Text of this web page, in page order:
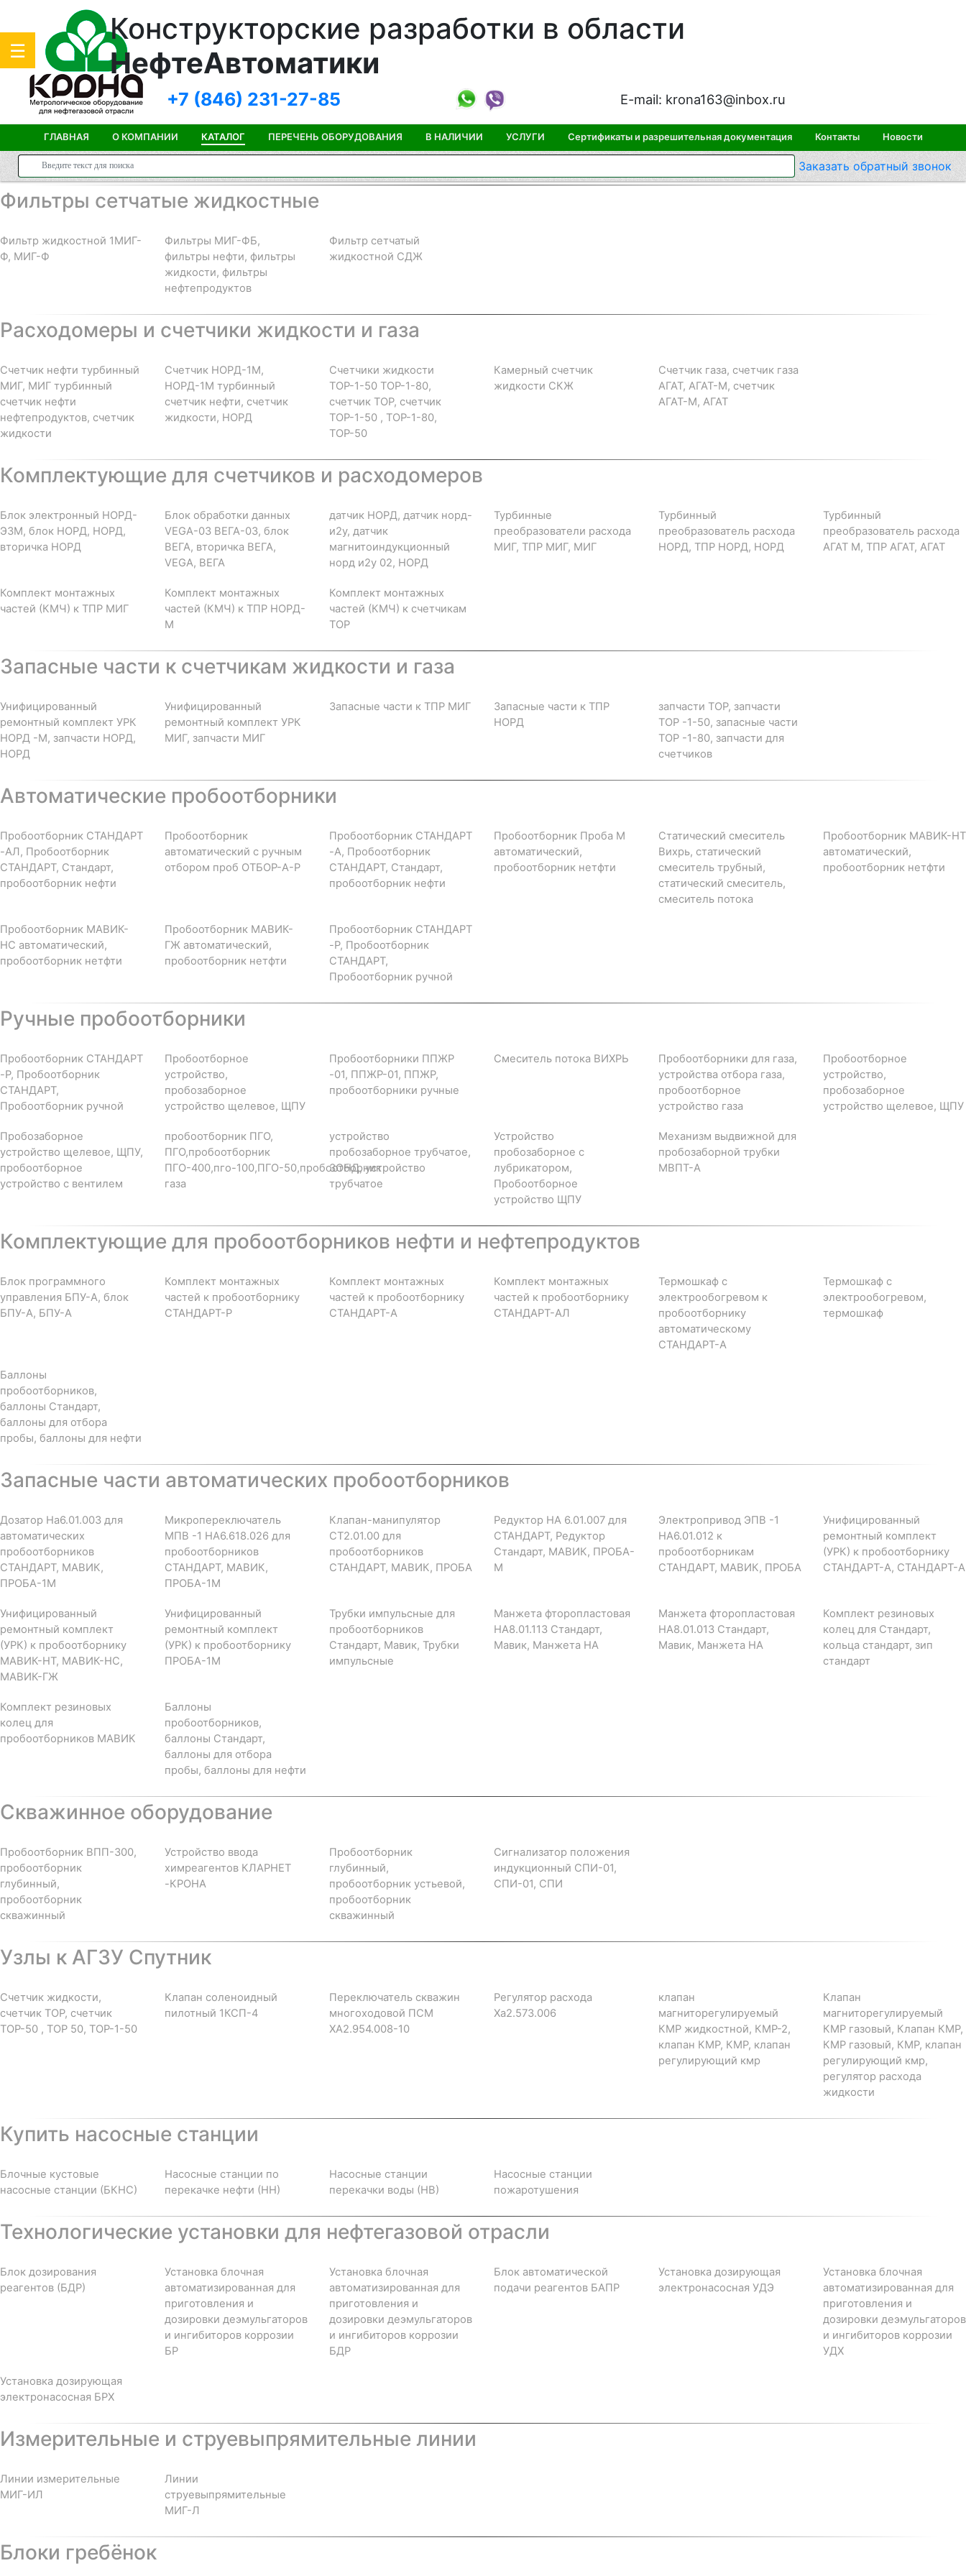
Конструкторские разработки в области
НефтеАвтоматики
+7 (846) 231-27-85 E-mail: krona163@inbox.ru
ГЛАВНАЯ О КОМПАНИИ КАТАЛОГ ПЕРЕЧЕНЬ ОБОРУДОВАНИЯ В НАЛИЧИИ УСЛУГИ Сертификаты и разрешительная документация Контакты Новости
Заказать обратный звонок
Фильтры сетчатые жидкостные
Фильтр жидкостной 1МИГ-
Ф, МИГ-Ф
Фильтры МИГ-ФБ,
фильтры нефти, фильтры
жидкости, фильтры
нефтепродуктов
Фильтр сетчатый
жидкостной СДЖ
Расходомеры и счетчики жидкости и газа
Счетчик нефти турбинный
МИГ, МИГ турбинный
счетчик нефти
нефтепродуктов, счетчик
жидкости
Счетчик НОРД-1М,
НОРД-1М турбинный
счетчик нефти, счетчик
жидкости, НОРД
Счетчики жидкости
ТОР-1-50 ТОР-1-80,
счетчик ТОР, счетчик
ТОР-1-50 , ТОР-1-80,
ТОР-50
Камерный счетчик
жидкости СКЖ
Счетчик газа, счетчик газа
АГАТ, АГАТ-М, счетчик
АГАТ-М, АГАТ
Комплектующие для счетчиков и расходомеров
Блок электронный НОРД-
Э3М, блок НОРД, НОРД,
вторичка НОРД
Блок обработки данных
VEGA-03 ВЕГА-03, блок
ВЕГА, вторичка ВЕГА,
VEGA, ВЕГА
датчик НОРД, датчик норд-
и2у, датчик
магнитоиндукционный
норд и2у 02, НОРД
Турбинные
преобразователи расхода
МИГ, ТПР МИГ, МИГ
Турбинный
преобразователь расхода
НОРД, ТПР НОРД, НОРД
Турбинный
преобразователь расхода
АГАТ М, ТПР АГАТ, АГАТ
Комплект монтажных
частей (КМЧ) к ТПР МИГ
Комплект монтажных
частей (КМЧ) к ТПР НОРД-
М
Комплект монтажных
частей (КМЧ) к счетчикам
ТОР
Запасные части к счетчикам жидкости и газа
Унифицированный
ремонтный комплект УРК
НОРД -М, запчасти НОРД,
НОРД
Унифицированный
ремонтный комплект УРК
МИГ, запчасти МИГ
Запасные части к ТПР МИГ
Запасные части к ТПР
НОРД
запчасти ТОР, запчасти
ТОР -1-50, запасные части
ТОР -1-80, запчасти для
счетчиков
Автоматические пробоотборники
Пробоотборник СТАНДАРТ
-АЛ, Пробоотборник
СТАНДАРТ, Стандарт,
пробоотборник нефти
Пробоотборник
автоматический с ручным
отбором проб ОТБОР-А-Р
Пробоотборник СТАНДАРТ
-А, Пробоотборник
СТАНДАРТ, Стандарт,
пробоотборник нефти
Пробоотборник Проба М
автоматический,
пробоотборник нетфти
Статический смеситель
Вихрь, статический
смеситель трубный,
статический смеситель,
смеситель потока
Пробоотборник МАВИК-НТ
автоматический,
пробоотборник нетфти
Пробоотборник МАВИК-
НС автоматический,
пробоотборник нетфти
Пробоотборник МАВИК-
ГЖ автоматический,
пробоотборник нетфти
Пробоотборник СТАНДАРТ
-Р, Пробоотборник
СТАНДАРТ,
Пробоотборник ручной
Ручные пробоотборники
Пробоотборник СТАНДАРТ
-Р, Пробоотборник
СТАНДАРТ,
Пробоотборник ручной
Пробоотборное
устройство,
пробозаборное
устройство щелевое, ЩПУ
Пробоотборники ППЖР
-01, ППЖР-01, ППЖР,
пробоотборники ручные
Смеситель потока ВИХРЬ
Пробоотборники для газа,
устройства отбора газа,
пробоотборное
устройство газа
Пробоотборное
устройство,
пробозаборное
устройство щелевое, ЩПУ
Пробозаборное
устройство щелевое, ЩПУ,
пробоотборное
устройство с вентилем
пробоотборник ПГО,
ПГО,пробоотборник
ПГО-400,пго-100,ПГО-50,пробоотборник
газа
устройство
пробозаборное трубчатое,
ЗОНД, устройство
трубчатое
Устройство
пробозаборное с
лубрикатором,
Пробоотборное
устройство ЩПУ
Механизм выдвижной для
пробозаборной трубки
МВПТ-А
Комплектующие для пробоотборников нефти и нефтепродуктов
Блок программного
управления БПУ-А, блок
БПУ-А, БПУ-А
Комплект монтажных
частей к пробоотборнику
СТАНДАРТ-Р
Комплект монтажных
частей к пробоотборнику
СТАНДАРТ-А
Комплект монтажных
частей к пробоотборнику
СТАНДАРТ-АЛ
Термошкаф с
электрообогревом к
пробоотборнику
автоматическому
СТАНДАРТ-А
Термошкаф с
электрообогревом,
термошкаф
Баллоны
пробоотборников,
баллоны Стандарт,
баллоны для отбора
пробы, баллоны для нефти
Запасные части автоматических пробоотборников
Дозатор На6.01.003 для
автоматических
пробоотборников
СТАНДАРТ, МАВИК,
ПРОБА-1М
Микропереключатель
МПВ -1 НА6.618.026 для
пробоотборников
СТАНДАРТ, МАВИК,
ПРОБА-1М
Клапан-манипулятор
СТ2.01.00 для
пробоотборников
СТАНДАРТ, МАВИК, ПРОБА
Редуктор НА 6.01.007 для
СТАНДАРТ, Редуктор
Стандарт, МАВИК, ПРОБА-
М
Электропривод ЭПВ -1
НА6.01.012 к
пробоотборникам
СТАНДАРТ, МАВИК, ПРОБА
Унифицированный
ремонтный комплект
(УРК) к пробоотборнику
СТАНДАРТ-А, СТАНДАРТ-А
Унифицированный
ремонтный комплект
(УРК) к пробоотборнику
МАВИК-НТ, МАВИК-НС,
МАВИК-ГЖ
Унифицированный
ремонтный комплект
(УРК) к пробоотборнику
ПРОБА-1М
Трубки импульсные для
пробоотборников
Стандарт, Мавик, Трубки
импульсные
Манжета фторопластовая
НА8.01.113 Стандарт,
Мавик, Манжета НА
Манжета фторопластовая
НА8.01.013 Стандарт,
Мавик, Манжета НА
Комплект резиновых
колец для Стандарт,
кольца стандарт, зип
стандарт
Комплект резиновых
колец для
пробоотборников МАВИК
Баллоны
пробоотборников,
баллоны Стандарт,
баллоны для отбора
пробы, баллоны для нефти
Скважинное оборудование
Пробоотборник ВПП-300,
пробоотборник
глубинный,
пробоотборник
скважинный
Устройство ввода
химреагентов КЛАРНЕТ
-КРОНА
Пробоотборник
глубинный,
пробоотборник устьевой,
пробоотборник
скважинный
Сигнализатор положения
индукционный СПИ-01,
СПИ-01, СПИ
Узлы к АГЗУ Спутник
Счетчик жидкости,
счетчик ТОР, счетчик
ТОР-50 , ТОР 50, ТОР-1-50
Клапан соленоидный
пилотный 1КСП-4
Переключатель скважин
многоходовой ПСМ
ХА2.954.008-10
Регулятор расхода
Ха2.573.006
клапан
магниторегулируемый
КМР жидкостной, КМР-2,
клапан КМР, КМР, клапан
регулирующий кмр
Клапан
магниторегулируемый
КМР газовый, Клапан КМР,
КМР газовый, КМР, клапан
регулирующий кмр,
регулятор расхода
жидкости
Купить насосные станции
Блочные кустовые
насосные станции (БКНС)
Насосные станции по
перекачке нефти (НН)
Насосные станции
перекачки воды (НВ)
Насосные станции
пожаротушения
Технологические установки для нефтегазовой отрасли
Блок дозирования
реагентов (БДР)
Установка блочная
автоматизированная для
приготовления и
дозировки деэмульгаторов
и ингибиторов коррозии
БР
Установка блочная
автоматизированная для
приготовления и
дозировки деэмульгаторов
и ингибиторов коррозии
БДР
Блок автоматической
подачи реагентов БАПР
Установка дозирующая
электронасосная УДЭ
Установка блочная
автоматизированная для
приготовления и
дозировки деэмульгаторов
и ингибиторов коррозии
УДХ
Установка дозирующая
электронасосная БРХ
Измерительные и струевыпрямительные линии
Линии измерительные
МИГ-ИЛ
Линии
струевыпрямительные
МИГ-Л
Блоки гребёнок